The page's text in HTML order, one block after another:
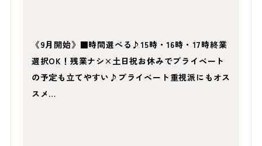
《9月開始》■時間選べる♪15時・16時・17時終業
選択OK！残業ナシ×土日祝お休みでプライベート
の予定も立てやすい♪プライベート重視派にもオス
スメ…